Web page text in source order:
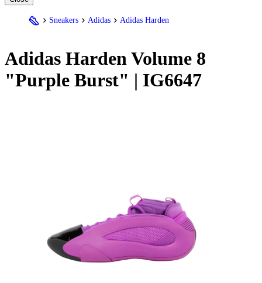
Sneakers Adidas Adidas Harden
Adidas Harden Volume 8
"Purple Burst" | IG6647